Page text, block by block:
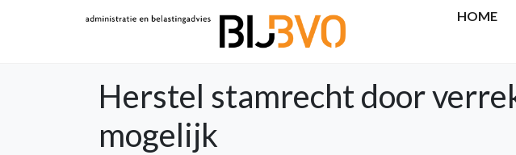
HOME
Herstel stamrecht door
mogelijk